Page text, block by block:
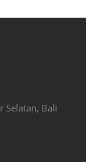
Selatan, Bali